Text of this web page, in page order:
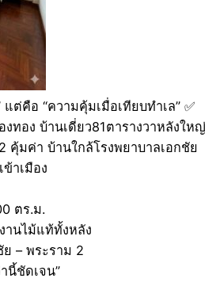
ต่คือ “ความคุ้มเมื่อเทียบทำเล” ✅
ทอง บ้านเดี่ยว81ตารางวาหลังใหญ่
คุ้มค่า บ้านใกล้โรงพยาบาลเอกชัย
าเมือง
ตร.ม.
านไม้แท้ทั้งหลัง
– พระราม 2
นี้ชัดเจน”